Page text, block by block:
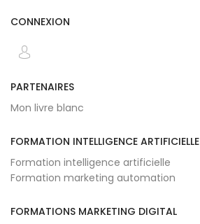
CONNEXION
PARTENAIRES
Mon livre blanc
FORMATION INTELLIGENCE ARTIFICIELLE
Formation intelligence artificielle
Formation marketing automation
FORMATIONS MARKETING DIGITAL